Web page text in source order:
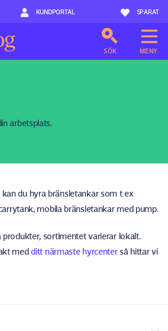
Hoppa till innehåll
KUNDPORTAL SPARAT
SÖK MENY
arbetsplats.
du hyra bränsletankar som t ex
mobila bränsletankar med pump.
produkter, sortimentet varierar lokalt.
medditt närmaste hyrcenterså hittar vi